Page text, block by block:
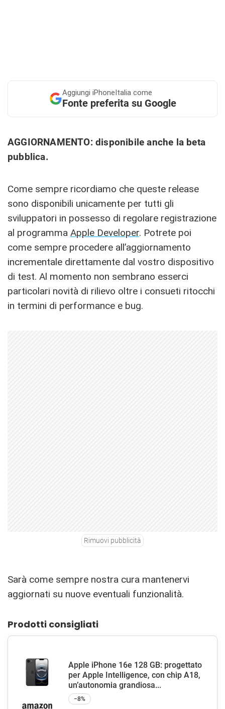
Aggiungi iPhoneItalia come
Fonte preferita su Google
AGGIORNAMENTO: disponibile anche la beta
pubblica.
Come sempre ricordiamo che queste release
sono disponibili unicamente per tutti gli
sviluppatori in possesso di regolare registrazione
al programma Apple Developer. Potrete poi
come sempre procedere all’aggiornamento
incrementale direttamente dal vostro dispositivo
di test. Al momento non sembrano esserci
particolari novità di rilievo oltre i consueti ritocchi
in termini di performance e bug.
Rimuovi pubblicità
Sarà come sempre nostra cura mantenervi
aggiornati su nuove eventuali funzionalità.
Prodotti consigliati
Apple iPhone 16e 128 GB: progettato
per Apple Intelligence, con chip A18,
un’autonomia grandiosa...
−8%